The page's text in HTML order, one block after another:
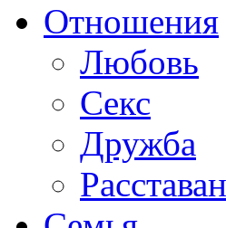
Отношения
Любовь
Секс
Дружба